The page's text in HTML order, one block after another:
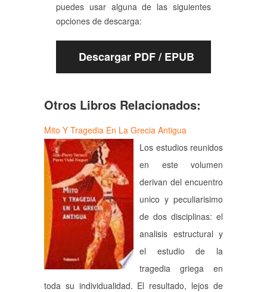
puedes usar alguna de las siguientes
opciones de descarga:
Descargar PDF / EPUB
Otros Libros Relacionados:
Mito Y Tragedia En La Grecia Antigua
Los estudios reunidos
en este volumen
derivan del encuentro
unico y peculiarisimo
de dos disciplinas: el
analisis estructural y
el estudio de la
tragedia griega en
toda su individualidad. El resultado, lejos de